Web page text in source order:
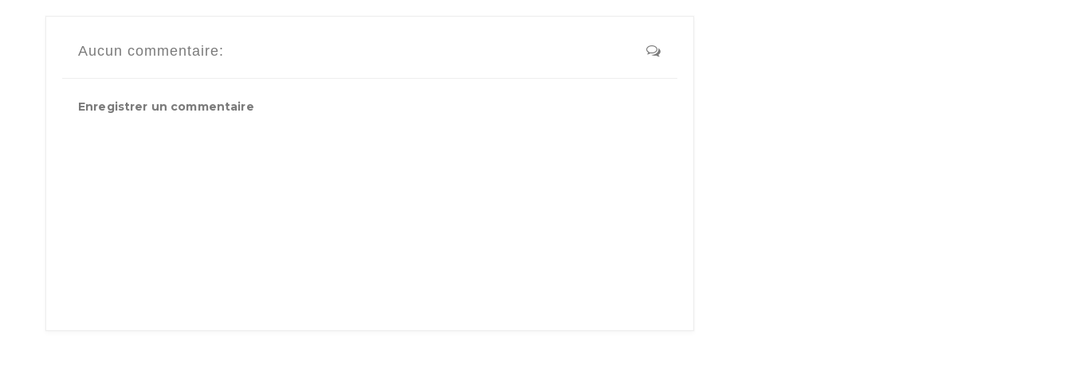
Aucun commentaire:
Enregistrer un commentaire